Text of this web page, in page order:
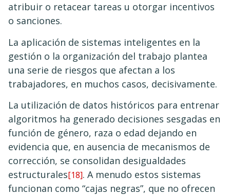
atribuir o retacear tareas u otorgar incentivos
o sanciones.
La aplicación de sistemas inteligentes en la
gestión o la organización del trabajo plantea
una serie de riesgos que afectan a los
trabajadores, en muchos casos, decisivamente.
La utilización de datos históricos para entrenar
algoritmos ha generado decisiones sesgadas en
función de género, raza o edad dejando en
evidencia que, en ausencia de mecanismos de
corrección, se consolidan desigualdades
estructurales[18]. A menudo estos sistemas
funcionan como “cajas negras”, que no ofrecen